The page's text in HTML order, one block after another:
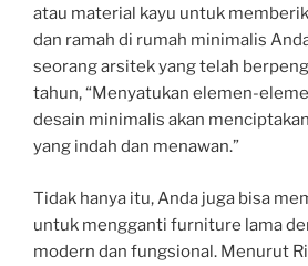
atau material kayu untuk
dan ramah di rumah minimalis
seorang arsitek yang telah
tahun, “Menyatukan elemen-
desain minimalis akan
yang indah dan menawan.”
Tidak hanya itu, Anda juga bisa
untuk mengganti furniture lama
modern dan fungsional. Menurut